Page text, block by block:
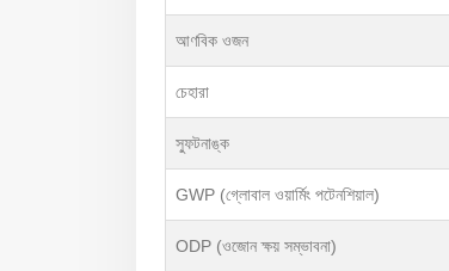
আণবিক ওজন
চেহারা
স্ফুটনাঙ্ক
GWP (গ্লোবাল ওয়ার্মিং পটেনশিয়াল)
ODP (ওজোন ক্ষয় সম্ভাবনা)